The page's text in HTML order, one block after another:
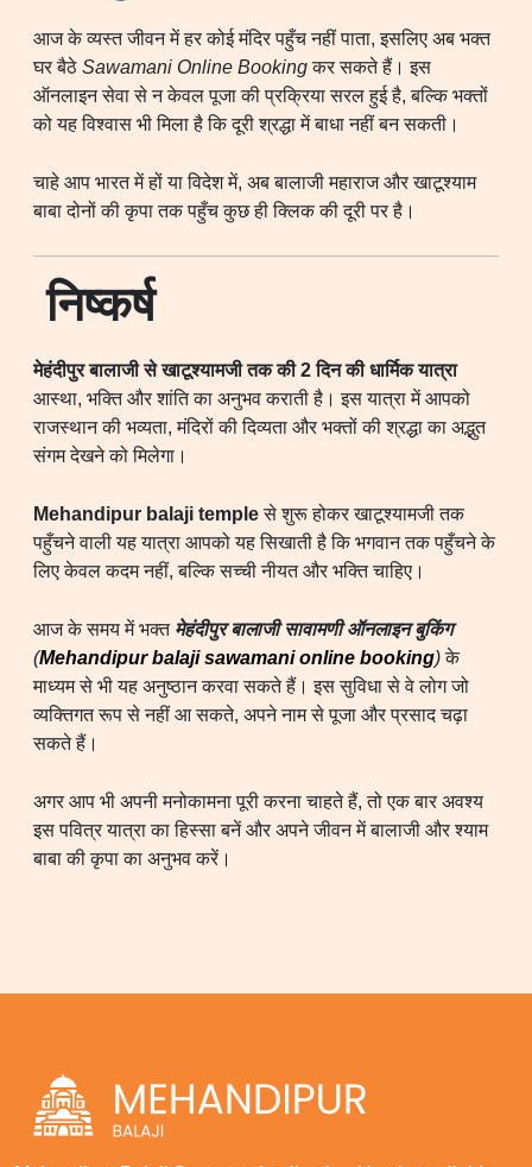
आज के व्यस्त जीवन में हर कोई मंदिर पहुँच नहीं पाता, इसलिए अब भक्त
घर बैठे Sawamani Online Bookingकर सकते हैं। इस
ऑनलाइन सेवा से न केवल पूजा की प्रक्रिया सरल हुई है, बल्कि भक्तों
को यह विश्वास भी मिला है कि दूरी श्रद्धा में बाधा नहीं बन सकती।
चाहे आप भारत में हों या विदेश में, अब बालाजी महाराज और खाटूश्याम
बाबा दोनों की कृपा तक पहुँच कुछ ही क्लिक की दूरी पर है।
निष्कर्ष
मेहंदीपुर बालाजी से खाटूश्यामजी तक की 2 दिन की धार्मिक यात्रा
आस्था, भक्ति और शांति का अनुभव कराती है। इस यात्रा में आपको
राजस्थान की भव्यता, मंदिरों की दिव्यता और भक्तों की श्रद्धा का अद्भुत
संगम देखने को मिलेगा।
Mehandipur balaji templeसे शुरू होकर खाटूश्यामजी तक
पहुँचने वाली यह यात्रा आपको यह सिखाती है कि भगवान तक पहुँचने के
लिए केवल कदम नहीं, बल्कि सच्ची नीयत और भक्ति चाहिए।
आज के समय में भक्त मेहंदीपुर बालाजी सावामणी ऑनलाइन बुकिंग
(Mehandipur balaji sawamani online booking)के
माध्यम से भी यह अनुष्ठान करवा सकते हैं। इस सुविधा से वे लोग जो
व्यक्तिगत रूप से नहीं आ सकते, अपने नाम से पूजा और प्रसाद चढ़ा
सकते हैं।
अगर आप भी अपनी मनोकामना पूरी करना चाहते हैं, तो एक बार अवश्य
इस पवित्र यात्रा का हिस्सा बनें और अपने जीवन में बालाजी और श्याम
बाबा की कृपा का अनुभव करें।